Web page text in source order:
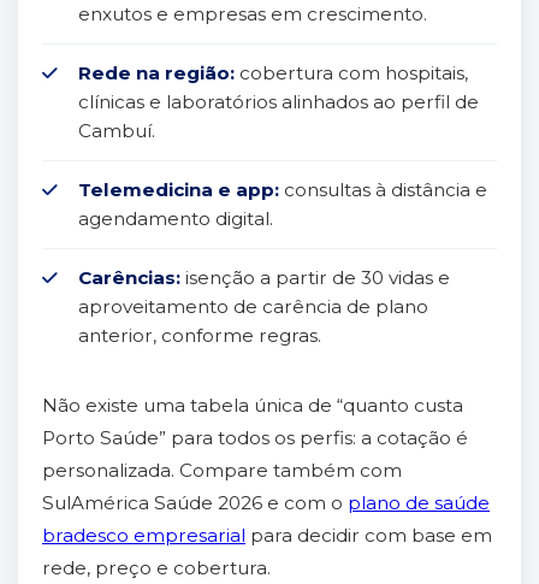
enxutos e empresas em crescimento.
Rede na região: cobertura com hospitais,
clínicas e laboratórios alinhados ao perfil de
Cambuí.
Telemedicina e app: consultas à distância e
agendamento digital.
Carências: isenção a partir de 30 vidas e
aproveitamento de carência de plano
anterior, conforme regras.
Não existe uma tabela única de “quanto custa
Porto Saúde” para todos os perfis: a cotação é
personalizada. Compare também com
SulAmérica Saúde 2026 e com o plano de saúde
bradesco empresarial para decidir com base em
rede, preço e cobertura.